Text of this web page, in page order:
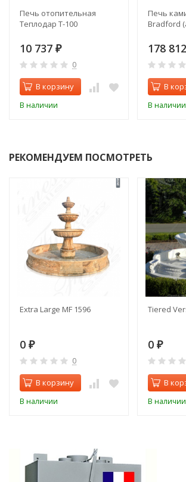
Печь отопительная
Теплодар Т-100
10 737 ₽
0
В корзину
В наличии
Печь
Bradford
178 812
В
В наличии
РЕКОМЕНДУЕМ ПОСМОТРЕТЬ
Extra Large MF 1596
0 ₽
0
В корзину
В наличии
Tiered
0 ₽
В
В наличии